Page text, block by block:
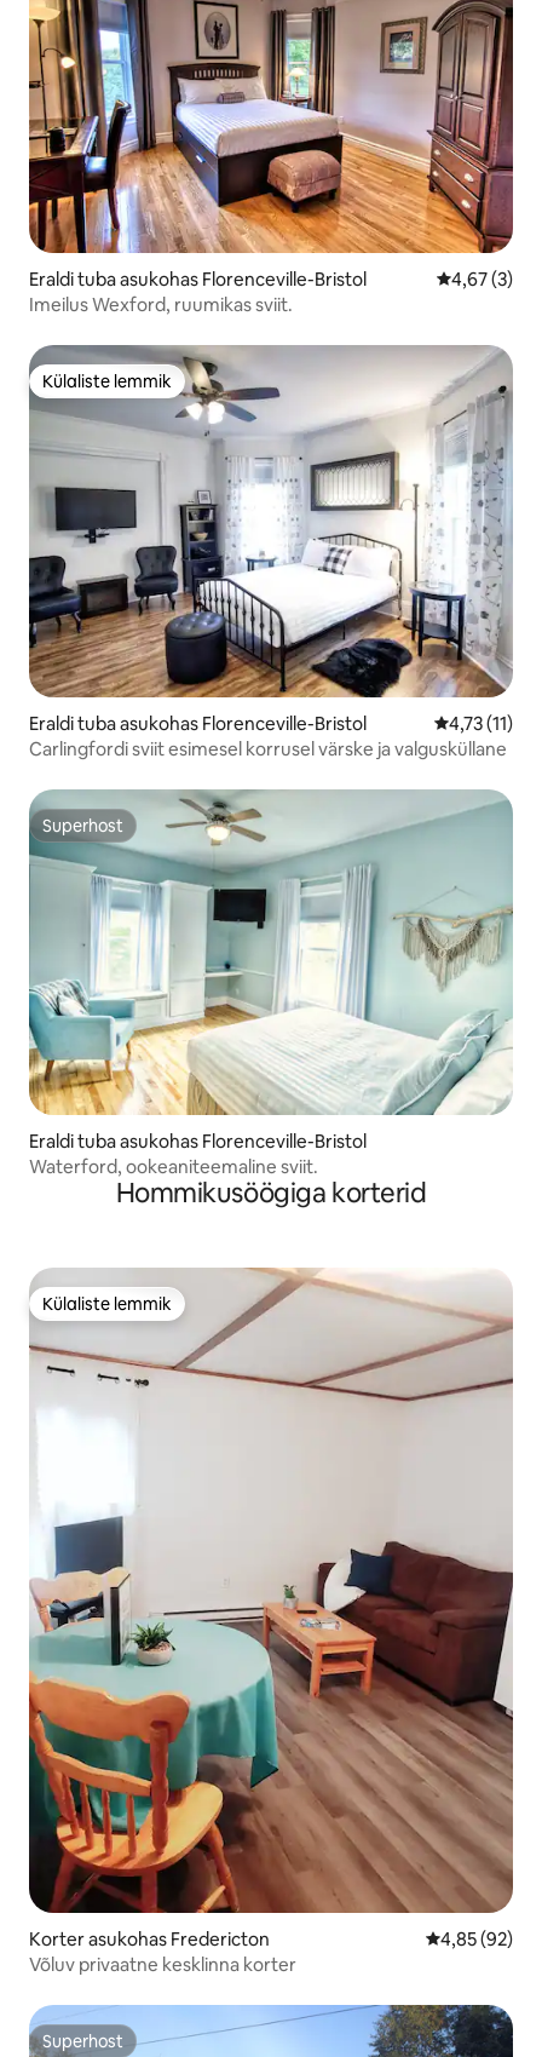
Eraldi tuba asukohas Florenceville-Bristol Keskmine
4,67 (3)
Imeilus Wexford, ruumikas sviit.
Külaliste lemmik
Külaliste lemmik
Eraldi tuba asukohas Florenceville-Bristol Keskmine
4,73 (11)
Carlingfordi sviit esimesel korrusel värske ja valgusküllane
Superhost
Superhost
Eraldi tuba asukohas Florenceville-Bristol
Waterford, ookeaniteemaline sviit.
Hommikusöögiga korterid
Külaliste lemmik
Külaliste lemmik
Korter asukohas Fredericton Keskmine
4,85 (92)
Võluv privaatne kesklinna korter
Superhost
Superhost